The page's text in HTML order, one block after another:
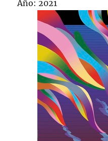
Año: 2021